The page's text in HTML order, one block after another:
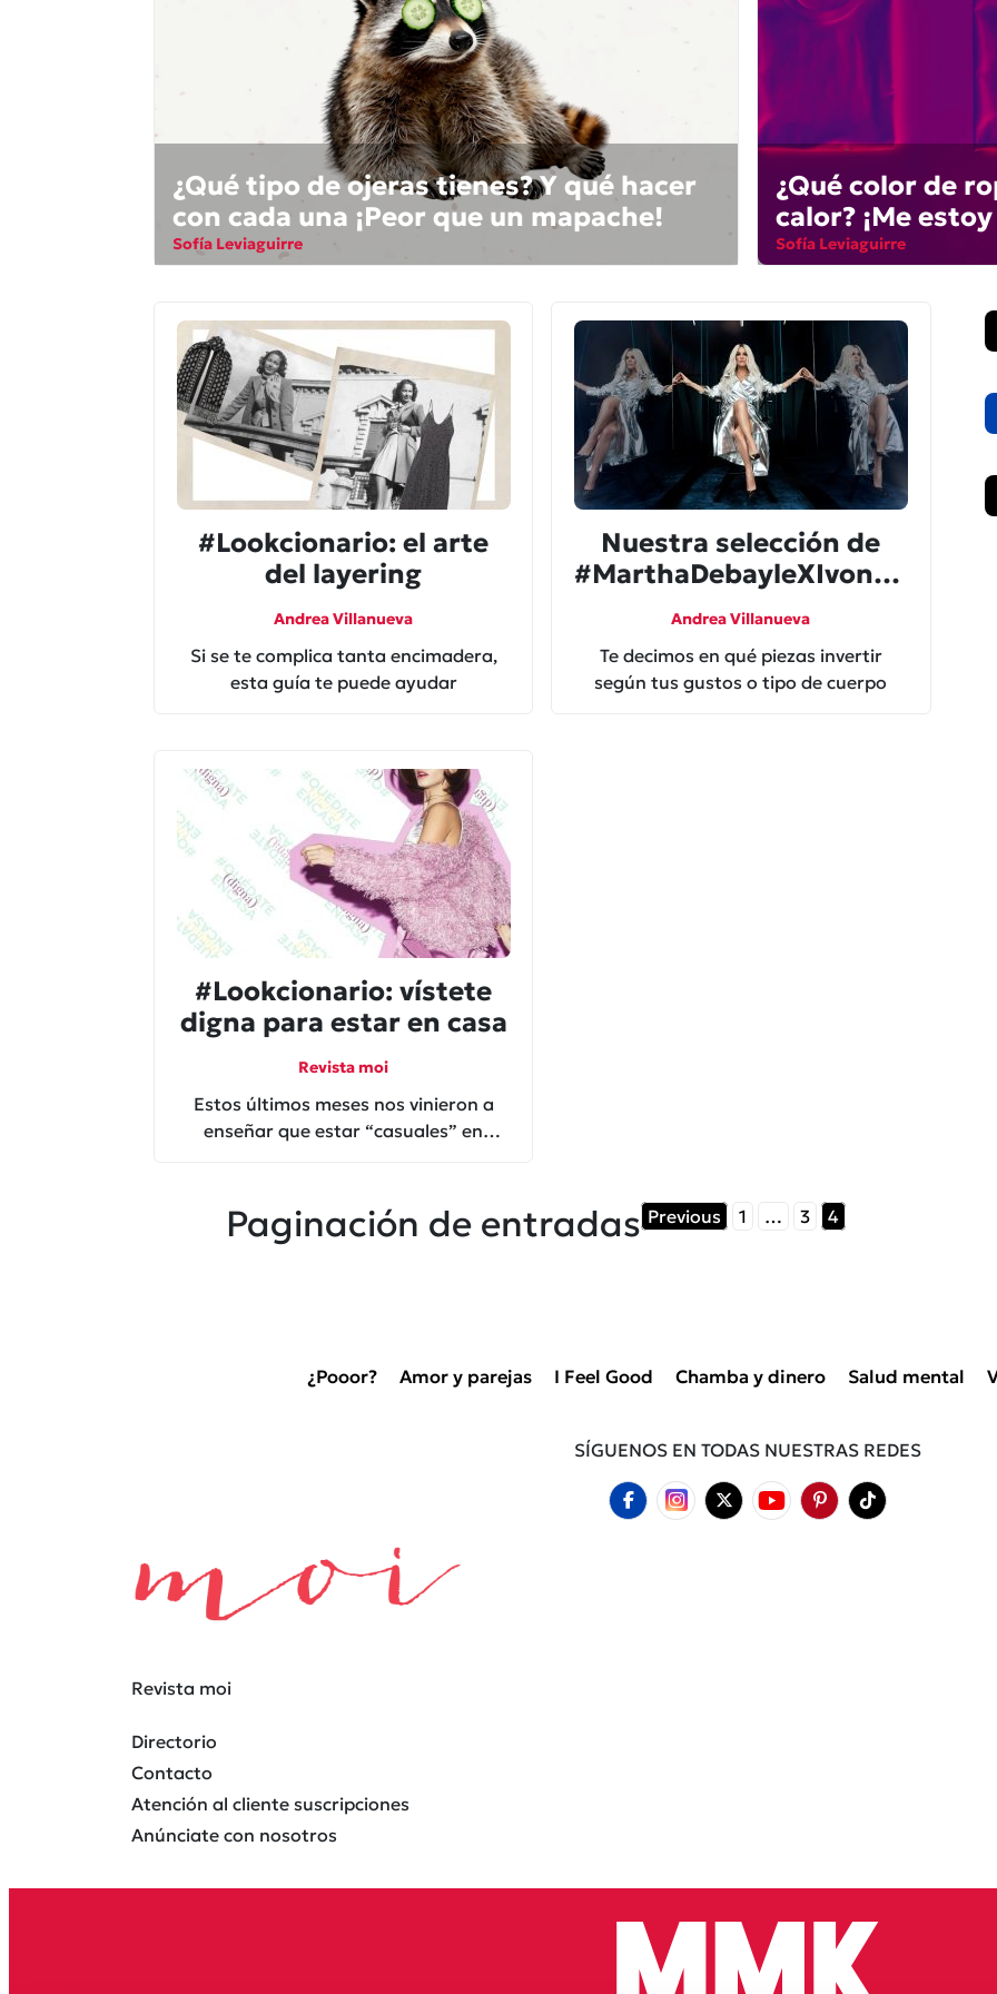
¿Qué tipo de ojeras tienes? Y qué hacer
con cada una ¡Peor que un mapache!
Sofía Leviaguirre
¿Qué color de
calor? ¡Me
Sofía Leviaguirre
#Lookcionario: el arte
del layering
Andrea Villanueva
Si se te complica tanta encimadera,
esta guía te puede ayudar
Nuestra selección de
#MarthaDebayleXIvonne
si no sabes qué comprar
Andrea Villanueva
Te decimos en qué piezas invertir
según tus gustos o tipo de cuerpo
#Lookcionario: vístete
digna para estar en casa
Revista moi
Estos últimos meses nos vinieron a
enseñar que estar “casuales” en
Paginación de entradas Previous 1 … 3 4
¿Pooor? Amor y parejas I Feel Good Chamba y dinero Salud mental
SÍGUENOS EN TODAS NUESTRAS REDES
Revista moi
Directorio
Contacto
Atención al cliente suscripciones
Anúnciate con nosotros